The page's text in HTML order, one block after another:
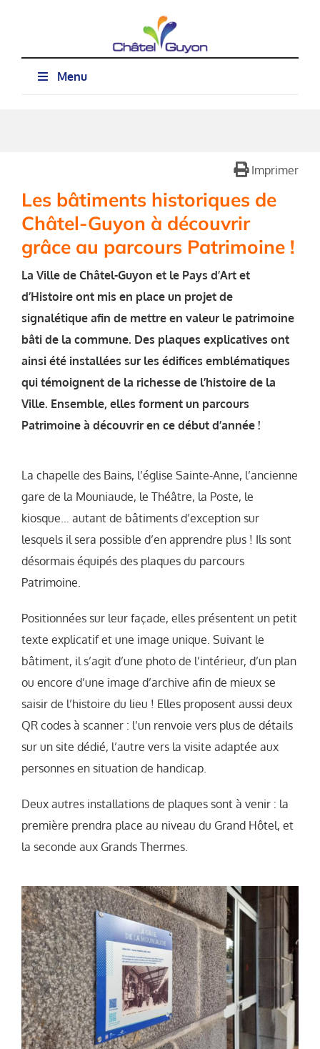
Menu
Imprimer
Les bâtiments historiques de
Châtel-Guyon à découvrir
grâce au parcours Patrimoine !
La Ville de Châtel-Guyon et le Pays d’Art et
d’Histoire ont mis en place un projet de
signalétique afin de mettre en valeur le patrimoine
bâti de la commune. Des plaques explicatives ont
ainsi été installées sur les édifices emblématiques
qui témoignent de la richesse de l’histoire de la
Ville. Ensemble, elles forment un parcours
Patrimoine à découvrir en ce début d’année !
La chapelle des Bains, l’église Sainte-Anne, l’ancienne
gare de la Mouniaude, le Théâtre, la Poste, le
kiosque… autant de bâtiments d’exception sur
lesquels il sera possible d’en apprendre plus ! Ils sont
désormais équipés des plaques du parcours
Patrimoine.
Positionnées sur leur façade, elles présentent un petit
texte explicatif et une image unique. Suivant le
bâtiment, il s’agit d’une photo de l’intérieur, d’un plan
ou encore d’une image d’archive afin de mieux se
saisir de l’histoire du lieu ! Elles proposent aussi deux
QR codes à scanner : l’un renvoie vers plus de détails
sur un site dédié, l’autre vers la visite adaptée aux
personnes en situation de handicap.
Deux autres installations de plaques sont à venir : la
première prendra place au niveau du Grand Hôtel, et
la seconde aux Grands Thermes.